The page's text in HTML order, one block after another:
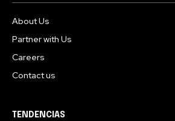
About Us
Partner with Us
Careers
Contact us
TENDENCIAS